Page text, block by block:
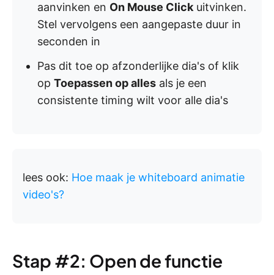
aanvinken en On Mouse Clickuitvinken.
Stel vervolgens een aangepaste duur in
seconden in
Pas dit toe op afzonderlijke dia's of klik
op Toepassen op alles als je een
consistente timing wilt voor alle dia's
lees ook: Hoe maak je whiteboard animatie
video's?
Stap #2: Open de functie